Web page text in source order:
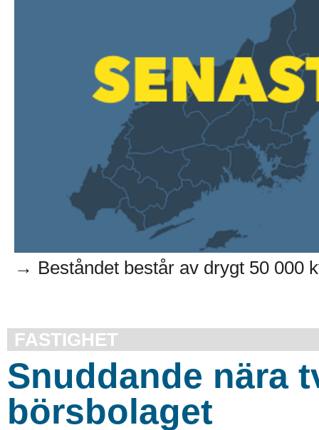
→ Beståndet består av drygt 50 000
FASTIGHET
Snuddande nära
börsbolaget